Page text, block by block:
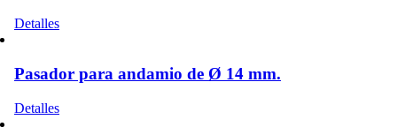
Este
múltiples
variantes.
Las
opciones
Detalles
Pasador para andamio de Ø 14 mm.
Detalles